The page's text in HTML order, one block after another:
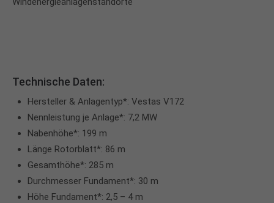
Technische Daten:
Hersteller & Anlagentyp*: Vestas V172
Nennleistung je Anlage*: 7,2 MW
Nabenhöhe*: 199 m
Länge Rotorblatt*: 86 m
Gesamthöhe*: 285 m
Durchmesser Fundament*: 30 m
Höhe Fundament*: 2,5 – 4 m